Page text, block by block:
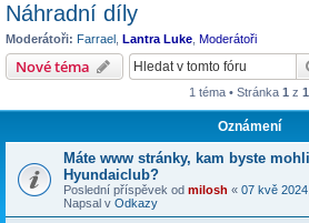
Náhradní díly
Moderátoři: Farrael Lantra Luke Moderátoři
Nové téma
1 téma • Stránka 1 z 1
Oznámení
Máte www stránky, kam byste
Hyundaiclub?
Poslední příspěvek od milosh « 07 kvě
Napsal v Odkazy